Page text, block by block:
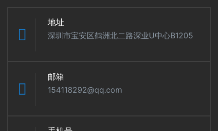
地址
深圳市宝安区鹤洲北二路深业U中心B1205
邮箱
154118292@qq.com